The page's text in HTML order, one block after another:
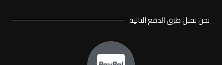
نحن نقبل طرق الدفع التالية